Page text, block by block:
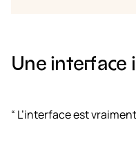
Une interface
“ L’interface est